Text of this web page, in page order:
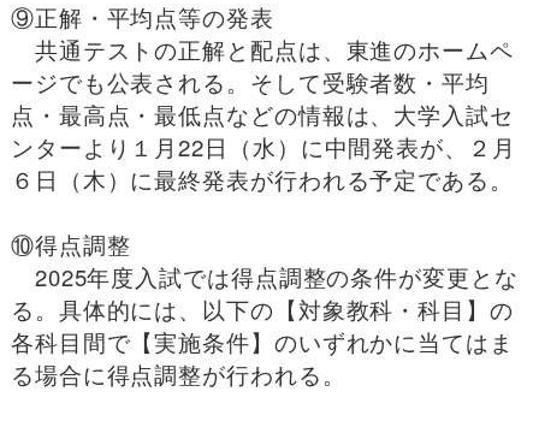
⑨正解・平均点等の発表
共通テストの正解と配点は、東進のホームペ
ージでも公表される。そして受験者数・平均
点・最高点・最低点などの情報は、大学入試セ
ンターより１月22日（水）に中間発表が、２月
６日（木）に最終発表が行われる予定である。
⑩得点調整
2025年度入試では得点調整の条件が変更とな
る。具体的には、以下の【対象教科・科目】の
各科目間で【実施条件】のいずれかに当てはま
る場合に得点調整が行われる。